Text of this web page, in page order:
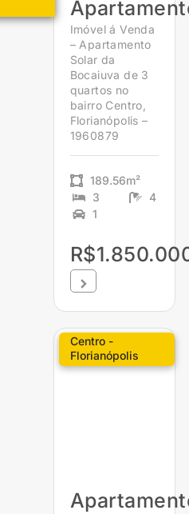
Imóvel á Venda
– Apartamento
Solar da
Bocaiuva de 3
quartos no
bairro Centro,
Florianópolis –
1960879
189.56m²
3
4
1
Centro -
Florianópolis